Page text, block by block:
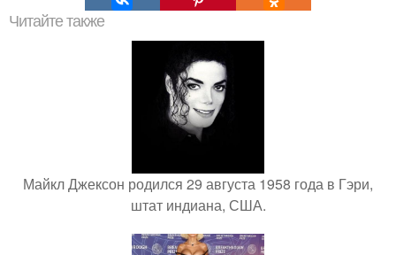
Читайте также
Майкл Джексон родился 29 августа 1958 года в Гэри,
штат индиана, США.